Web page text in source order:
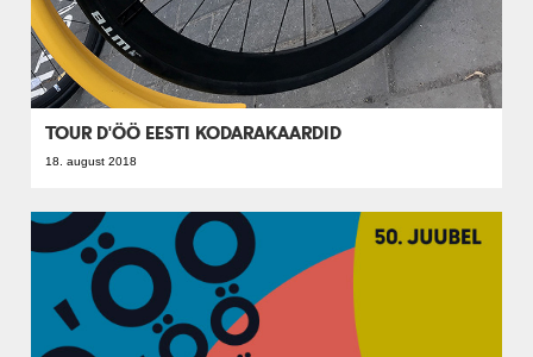
TOUR D'ÖÖ EESTI KODARAKAARDID
18. august 2018